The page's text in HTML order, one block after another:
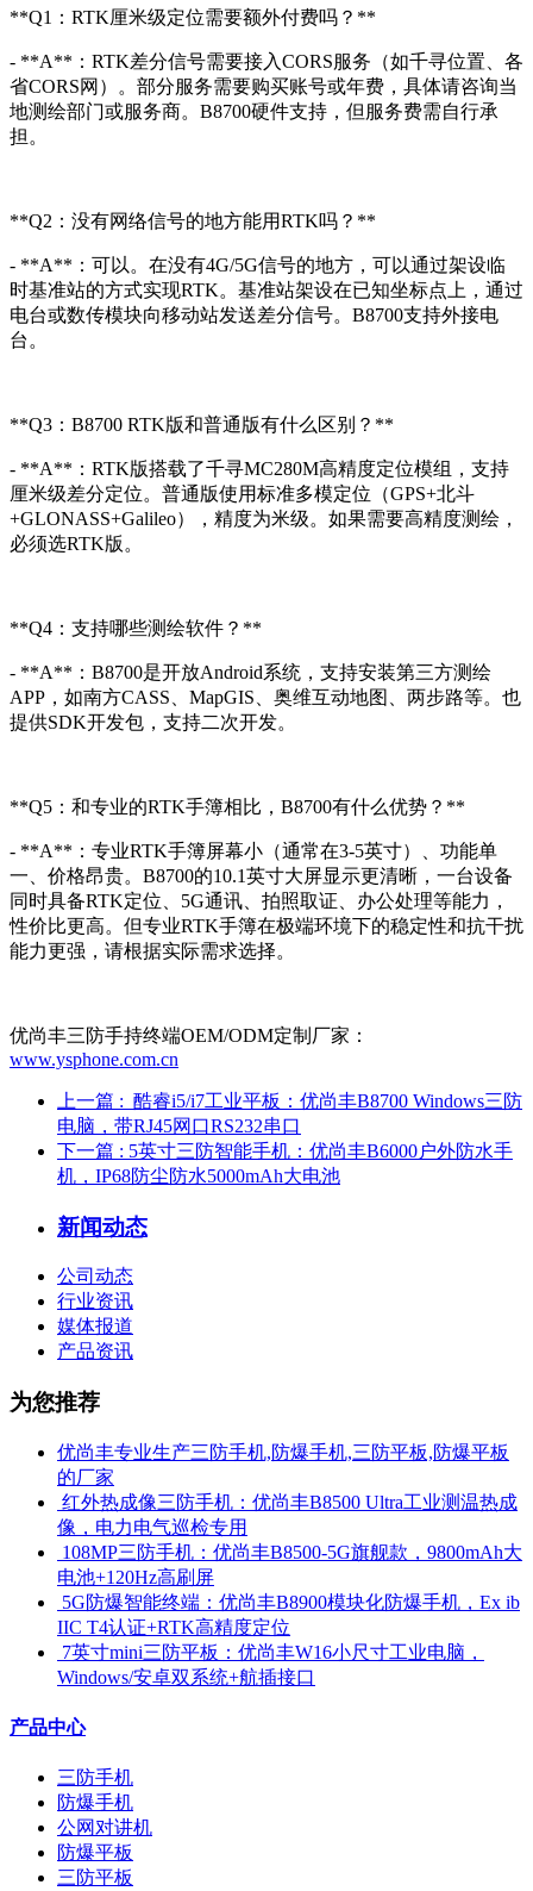
**Q1：RTK厘米级定位需要额外付费吗？**
- **A**：RTK差分信号需要接入CORS服务（如千寻位置、各
省CORS网）。部分服务需要购买账号或年费，具体请咨询当
地测绘部门或服务商。B8700硬件支持，但服务费需自行承
担。
**Q2：没有网络信号的地方能用RTK吗？**
- **A**：可以。在没有4G/5G信号的地方，可以通过架设临
时基准站的方式实现RTK。基准站架设在已知坐标点上，通过
电台或数传模块向移动站发送差分信号。B8700支持外接电
台。
**Q3：B8700 RTK版和普通版有什么区别？**
- **A**：RTK版搭载了千寻MC280M高精度定位模组，支持
厘米级差分定位。普通版使用标准多模定位（GPS+北斗
+GLONASS+Galileo），精度为米级。如果需要高精度测绘，
必须选RTK版。
**Q4：支持哪些测绘软件？**
- **A**：B8700是开放Android系统，支持安装第三方测绘
APP，如南方CASS、MapGIS、奥维互动地图、两步路等。也
提供SDK开发包，支持二次开发。
**Q5：和专业的RTK手簿相比，B8700有什么优势？**
- **A**：专业RTK手簿屏幕小（通常在3-5英寸）、功能单
一、价格昂贵。B8700的10.1英寸大屏显示更清晰，一台设备
同时具备RTK定位、5G通讯、拍照取证、办公处理等能力，
性价比更高。但专业RTK手簿在极端环境下的稳定性和抗干扰
能力更强，请根据实际需求选择。
优尚丰三防手持终端OEM/ODM定制厂家：
www.ysphone.com.cn
上一篇 : ​ 酷睿i5/i7工业平板：优尚丰B8700 Windows三防
电脑，带RJ45网口RS232串口
下一篇 : 5英寸三防智能手机：优尚丰B6000户外防水手
机，IP68防尘防水5000mAh大电池
新闻动态
公司动态
行业资讯
媒体报道
产品资讯
为您推荐
优尚丰专业生产三防手机,防爆手机,三防平板,防爆平板
的厂家
​ 红外热成像三防手机：优尚丰B8500 Ultra工业测温热成
像，电力电气巡检专用
​ 108MP三防手机：优尚丰B8500-5G旗舰款，9800mAh大
电池+120Hz高刷屏
​ 5G防爆智能终端：优尚丰B8900模块化防爆手机，Ex ib
IIC T4认证+RTK高精度定位
​ 7英寸mini三防平板：优尚丰W16小尺寸工业电脑，
Windows/安卓双系统+航插接口
产品中心
三防手机
防爆手机
公网对讲机
防爆平板
三防平板